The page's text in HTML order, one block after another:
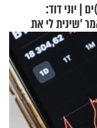
| יוני דוד:
'שינית לי את
אל הקצה'"